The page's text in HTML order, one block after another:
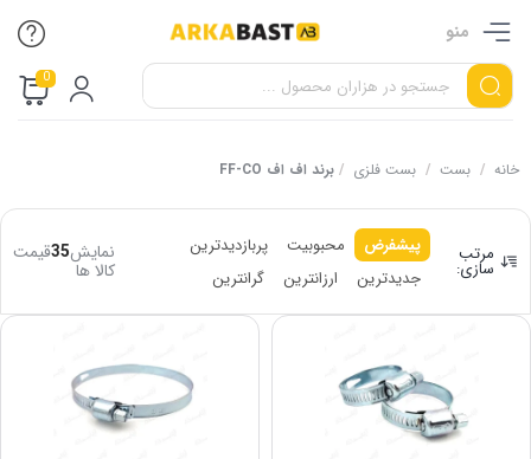
منو
0
خانه / بست / بست فلزی / برند اف اف FF-CO
مرتب
سازی:
پیشفرض محبوبیت
پربازدیدترین
جدیدترین
ارزانترین گرانترین
نمایش35قیمت
کالا ها